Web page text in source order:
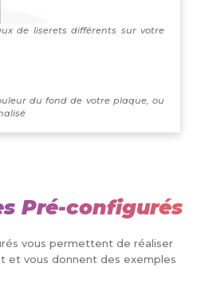
de liserets différents sur votre
du fond de votre plaque, ou
Pré-configurés
vous permettent de réaliser
et vous donnent des exemples